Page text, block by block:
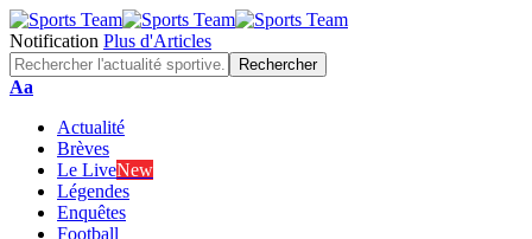
Notification Plus d'Articles
Font
Aa
Actualité
Brèves
Le LiveNew
Légendes
Enquêtes
Football